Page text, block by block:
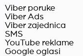
i
e
Viber poruke
Viber Ads
Viber zajednica
SMS
YouTube reklame
Google oglasi